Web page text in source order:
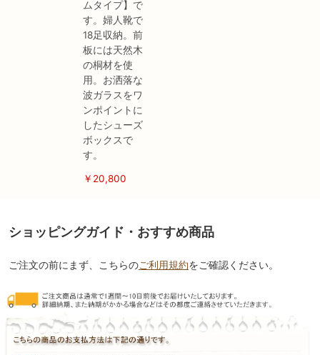
ムタイプ】で
す。婦人靴で
18足収納。前
板には天然木
の桐材を使
用。お洒落な
波ガラスをワ
ンポイントに
したシューズ
ボックスで
す。
￥20,800
ショッピングガイド・おすすめ商品
ご注文の前にまず、こちらのご利用規約をご確認ください。